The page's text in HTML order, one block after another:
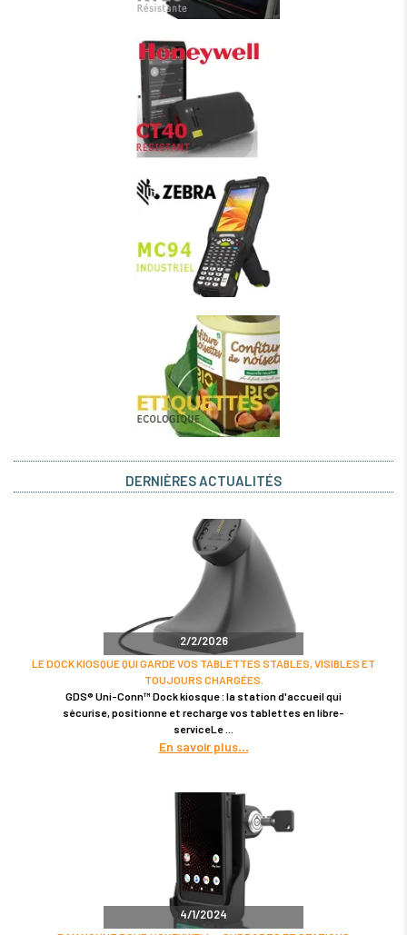
DERNIÈRES ACTUALITÉS
2/2/2026
LE DOCK KIOSQUE QUI GARDE VOS TABLETTES STABLES, VISIBLES ET
TOUJOURS CHARGÉES.
GDS® Uni-Conn™ Dock kiosque : la station d'accueil qui
sécurise, positionne et recharge vos tablettes en libre-
serviceLe
En savoir plus
4/1/2024